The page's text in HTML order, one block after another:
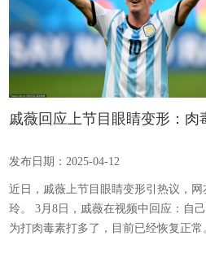
戚薇回应上节目眼睛变形：肉
发布日期：2025-04-12
近日，戚薇上节目眼睛变形引热议，
玲。 3月8日，戚薇在视频中回应：自
为打肉毒素打多了，目前已经恢复正常
滩18号》走红，随后跨界出演多部高